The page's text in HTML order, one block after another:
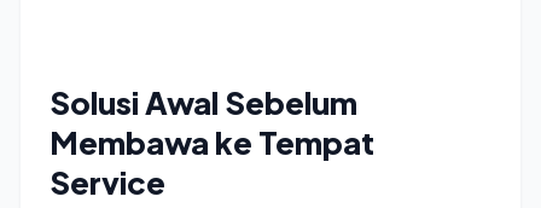
Solusi Awal Sebelum
Membawa ke Tempat
Service